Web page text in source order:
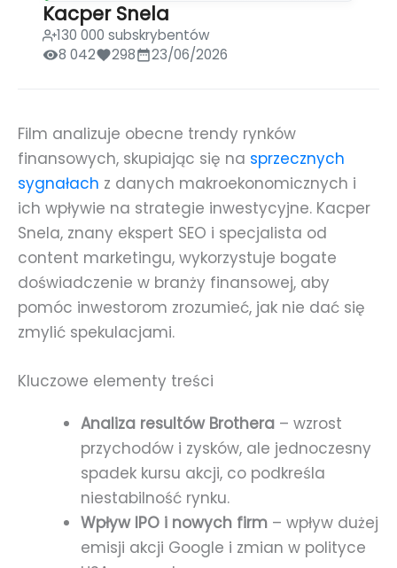
Kacper Snela
130 000 subskrybentów
8 042
298 23/06/2026
Film analizuje obecne trendy rynków
finansowych, skupiając się na sprzecznych
sygnałach z danych makroekonomicznych i
ich wpływie na strategie inwestycyjne. Kacper
Snela, znany ekspert SEO i specjalista od
content marketingu, wykorzystuje bogate
doświadczenie w branży finansowej, aby
pomóc inwestorom zrozumieć, jak nie dać się
zmylić spekulacjami.
Kluczowe elementy treści
Analiza resultów Brothera – wzrost
przychodów i zysków, ale jednoczesny
spadek kursu akcji, co podkreśla
niestabilność rynku.
Wpływ IPO i nowych firm – wpływ dużej
emisji akcji Google i zmian w polityce